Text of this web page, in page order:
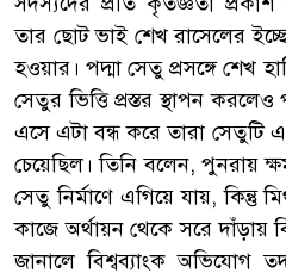
তার ছোট ভাই শেখ রাসেলের
হওয়ার। পদ্মা সেতু প্রসঙ্গে শেখ
সেতুর ভিত্তি প্রস্তর স্থাপন
এসে এটা বন্ধ করে তারা সেতুটি
চেয়েছিল। তিনি বলেন, পুনরায়
সেতু নির্মাণে এগিয়ে যায়, কিন্তু
কাজে অর্থায়ন থেকে সরে দাঁড়ায়
জানালে বিশ্বব্যাংক অভিযোগ